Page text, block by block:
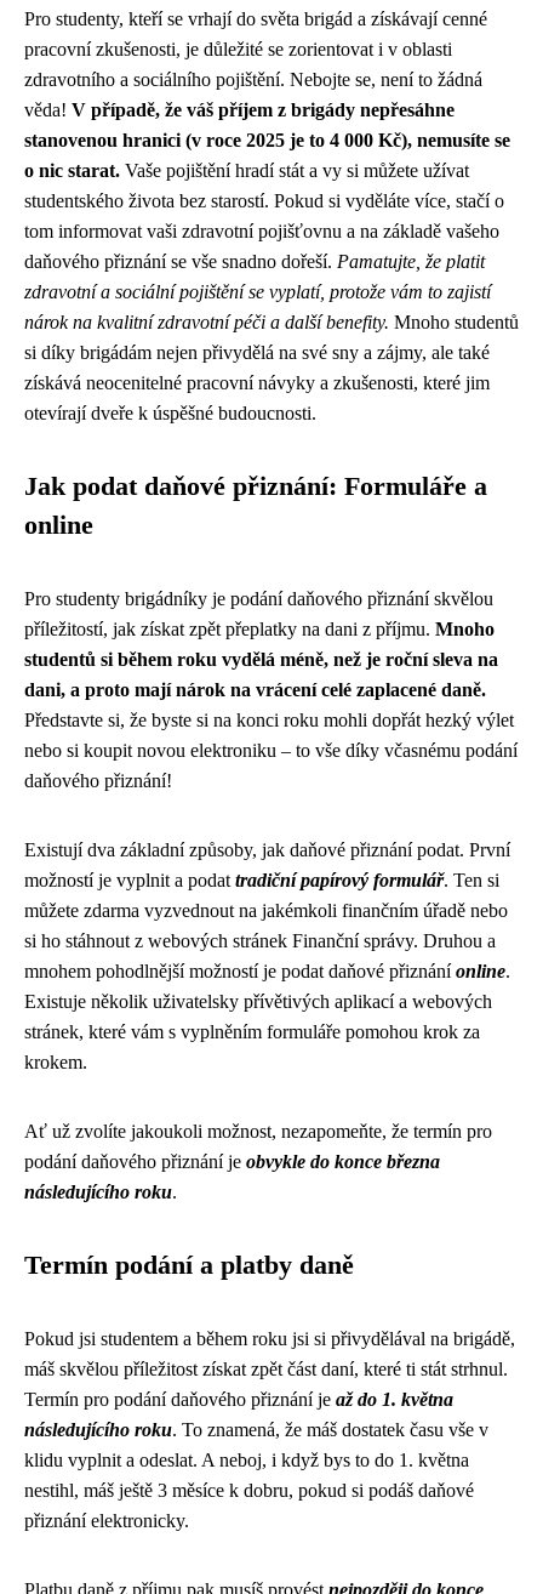
Pro studenty, kteří se vrhají do světa brigád a získávají cenné
pracovní zkušenosti, je důležité se zorientovat i v oblasti
zdravotního a sociálního pojištění. Nebojte se, není to žádná
věda! V případě, že váš příjem z brigády nepřesáhne
stanovenou hranici (v roce 2025 je to 4 000 Kč), nemusíte se
o nic starat. Vaše pojištění hradí stát a vy si můžete užívat
studentského života bez starostí. Pokud si vyděláte více, stačí o
tom informovat vaši zdravotní pojišťovnu a na základě vašeho
daňového přiznání se vše snadno dořeší. Pamatujte, že platit
zdravotní a sociální pojištění se vyplatí, protože vám to zajistí
nárok na kvalitní zdravotní péči a další benefity. Mnoho studentů
si díky brigádám nejen přivydělá na své sny a zájmy, ale také
získává neocenitelné pracovní návyky a zkušenosti, které jim
otevírají dveře k úspěšné budoucnosti.
Jak podat daňové přiznání: Formuláře a
online
Pro studenty brigádníky je podání daňového přiznání skvělou
příležitostí, jak získat zpět přeplatky na dani z příjmu. Mnoho
studentů si během roku vydělá méně, než je roční sleva na
dani, a proto mají nárok na vrácení celé zaplacené daně.
Představte si, že byste si na konci roku mohli dopřát hezký výlet
nebo si koupit novou elektroniku – to vše díky včasnému podání
daňového přiznání!
Existují dva základní způsoby, jak daňové přiznání podat. První
možností je vyplnit a podat tradiční papírový formulář. Ten si
můžete zdarma vyzvednout na jakémkoli finančním úřadě nebo
si ho stáhnout z webových stránek Finanční správy. Druhou a
mnohem pohodlnější možností je podat daňové přiznáníonline.
Existuje několik uživatelsky přívětivých aplikací a webových
stránek, které vám s vyplněním formuláře pomohou krok za
krokem.
Ať už zvolíte jakoukoli možnost, nezapomeňte, že termín pro
podání daňového přiznání je obvykle do konce března
následujícího roku.
Termín podání a platby daně
Pokud jsi studentem a během roku jsi si přivydělával na brigádě,
máš skvělou příležitost získat zpět část daní, které ti stát strhnul.
Termín pro podání daňového přiznání je až do 1. května
následujícího roku. To znamená, že máš dostatek času vše v
klidu vyplnit a odeslat. A neboj, i když bys to do 1. května
nestihl, máš ještě 3 měsíce k dobru, pokud si podáš daňové
přiznání elektronicky.
Platbu daně z příjmu pak musíš provést nejpozději do konce